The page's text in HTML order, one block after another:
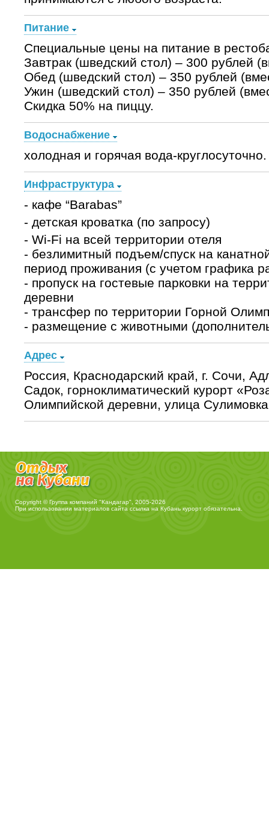
Питание
Специальные цены на питание в
Завтрак (шведский стол) – 300 рублей
Обед (шведский стол) – 350 рублей
Ужин (шведский стол) – 350 рублей
Скидка 50% на пиццу.
Водоснабжение
холодная и горячая вода-круглосуточно.
Инфраструктура
- кафе “Barabas”
- детская кроватка (по запросу)
- Wi-Fi на всей территории отеля
- безлимитный подъем/спуск на
период проживания (с учетом графика
- пропуск на гостевые парковки на
деревни
- трансфер по территории Горной
- размещение с животными
Адрес
Россия, Краснодарский край, г. Сочи,
Садок, горноклиматический курорт
Олимпийской деревни, улица
Copyright © Группа компаний "Кандагар", 2005-2026
При использовании материалов сайта ссылка на Кубань курорт обязательна.